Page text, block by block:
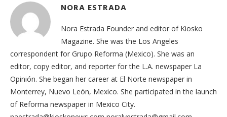
NORA ESTRADA
Nora Estrada Founder and editor of Kiosko
Magazine. She was the Los Angeles
correspondent for Grupo Reforma (Mexico). She was an
editor, copy editor, and reporter for the L.A. newspaper La
Opinión. She began her career at El Norte newspaper in
Monterrey, Nuevo León, Mexico. She participated in the launch
of Reforma newspaper in Mexico City.